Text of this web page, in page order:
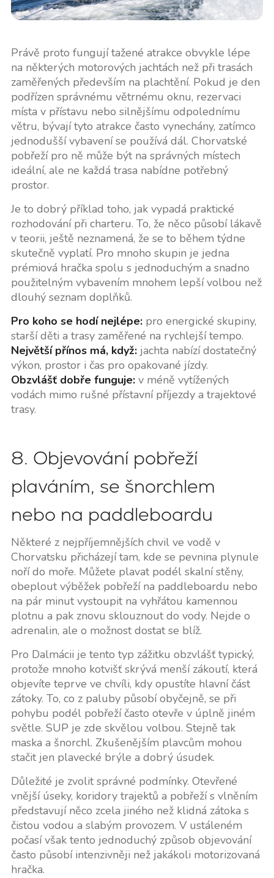
Právě proto fungují tažené atrakce obvykle lépe
na některých motorových jachtách než při trasách
zaměřených především na plachtění. Pokud je den
podřízen správnému větrnému oknu, rezervaci
místa v přístavu nebo silnějšímu odpolednímu
větru, bývají tyto atrakce často vynechány, zatímco
jednodušší vybavení se používá dál. Chorvatské
pobřeží pro ně může být na správných místech
ideální, ale ne každá trasa nabídne potřebný
prostor.
Je to dobrý příklad toho, jak vypadá praktické
rozhodování při charteru. To, že něco působí lákavě
v teorii, ještě neznamená, že se to během týdne
skutečně vyplatí. Pro mnoho skupin je jedna
prémiová hračka spolu s jednoduchým a snadno
použitelným vybavením mnohem lepší volbou než
dlouhý seznam doplňků.
Pro koho se hodí nejlépe:pro energické skupiny,
starší děti a trasy zaměřené na rychlejší tempo.
Největší přínos má, když:jachta nabízí dostatečný
výkon, prostor i čas pro opakované jízdy.
Obzvlášť dobře funguje:v méně vytížených
vodách mimo rušné přístavní příjezdy a trajektové
trasy.
8. Objevování pobřeží
plaváním, se šnorchlem
nebo na paddleboardu
Některé z nejpříjemnějších chvil ve vodě v
Chorvatsku přicházejí tam, kde se pevnina plynule
noří do moře. Můžete plavat podél skalní stěny,
obeplout výběžek pobřeží na paddleboardu nebo
na pár minut vystoupit na vyhřátou kamennou
plotnu a pak znovu sklouznout do vody. Nejde o
adrenalin, ale o možnost dostat se blíž.
Pro Dalmácii je tento typ zážitku obzvlášť typický,
protože mnoho kotvišť skrývá menší zákoutí, která
objevíte teprve ve chvíli, kdy opustíte hlavní část
zátoky. To, co z paluby působí obyčejně, se při
pohybu podél pobřeží často otevře v úplně jiném
světle. SUP je zde skvělou volbou. Stejně tak
maska a šnorchl. Zkušenějším plavcům mohou
stačit jen plavecké brýle a dobrý úsudek.
Důležité je zvolit správné podmínky. Otevřené
vnější úseky, koridory trajektů a pobřeží s vlněním
představují něco zcela jiného než klidná zátoka s
čistou vodou a slabým provozem. V ustáleném
počasí však tento jednoduchý způsob objevování
často působí intenzivněji než jakákoli motorizovaná
hračka.